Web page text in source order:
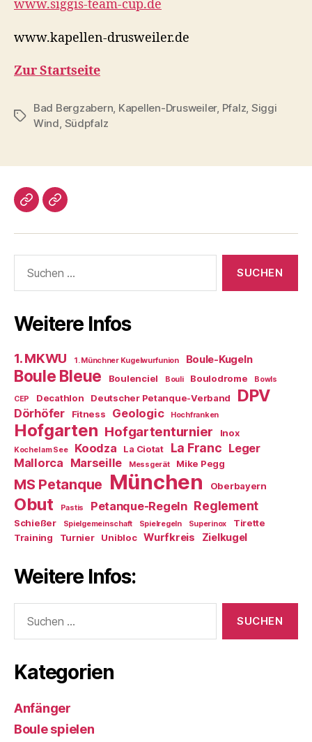
www.siggis-team-cup.de
www.kapellen-drusweiler.de
Zur Startseite
Schlagwörter
Bad Bergzabern, Kapellen-Drusweiler, Pfalz, Siggi
Wind, Südpfalz
Impressum/DatSchutz
Beliebte
nach:
Weitere Infos
1. MKWU 1. Münchner Kugelwurfunion Boule-Kugeln
Boule Bleue Boulenciel Bouli Boulodrome Bowls
CEP Decathlon Deutscher Petanque-Verband DPV
Dörhöfer Fitness Geologic Hochfranken
Hofgarten Hofgartenturnier Inox
Kochel am See Koodza La Ciotat La Franc Leger
Mallorca Marseille Messgerät Mike Pegg
MS Petanque München Oberbayern
Obut Pastis Petanque-Regeln Reglement
Schießer Spielgemeinschaft Spielregeln Superinox
Tirette
Training
Turnier Unibloc Wurfkreis Zielkugel
Weitere Infos:
nach:
Kategorien
Anfänger
Boule spielen